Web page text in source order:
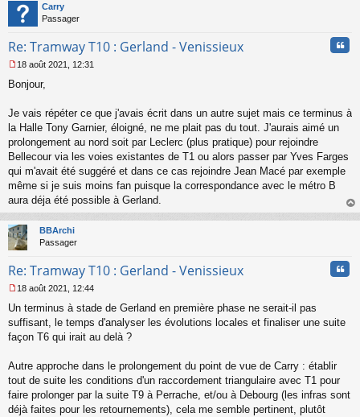
Carry
Passager
Re: Tramway T10 : Gerland - Venissieux
e
s
a
g
e
n
o
n
u
18 août 2021, 12:31
Bonjour,
Je vais répéter ce que j'avais écrit dans un autre sujet mais ce terminus à
la Halle Tony Garnier, éloigné, ne me plait pas du tout. J'aurais aimé un
prolongement au nord soit par Leclerc (plus pratique) pour rejoindre
Bellecour via les voies existantes de T1 ou alors passer par Yves Farges
qui m'avait été suggéré et dans ce cas rejoindre Jean Macé par exemple
même si je suis moins fan puisque la correspondance avec le métro B
aura déja été possible à Gerland.
au
BBArchi
Passager
Re: Tramway T10 : Gerland - Venissieux
e
s
s
a
e
n
o
n
18 août 2021, 12:44
Un terminus à stade de Gerland en première phase ne serait-il pas
suffisant, le temps d'analyser les évolutions locales et finaliser une suite
façon T6 qui irait au delà ?
Autre approche dans le prolongement du point de vue de Carry : établir
tout de suite les conditions d'un raccordement triangulaire avec T1 pour
faire prolonger par la suite T9 à Perrache, et/ou à Debourg (les infras sont
déjà faites pour les retournements), cela me semble pertinent, plutôt